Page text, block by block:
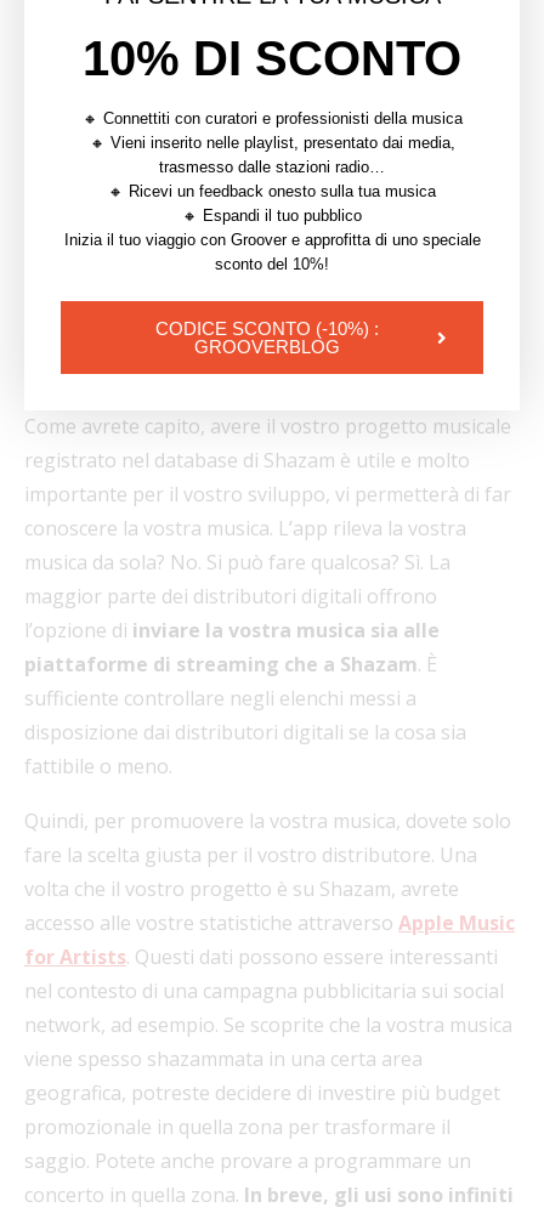
essere ascoltato di nuovo e di generare più stream.
Poiché l’app Shazam è molto spesso collegata alle app
direttamente alla playlist Shazam della persona che
sta cercando di scoprire chi siete. Le piattaforme
streaming lo vedranno come un segnale di interesse,
terranno conto dell’azione e favoriranno il brano
Come avere la vostra musica
sul database?
Come avrete capito, avere il vostro progetto musicale
registrato nel database di Shazam è utile e molto
importante per il vostro sviluppo, vi permetterà di far
conoscere la vostra musica. L’app rileva la vostra
musica da sola? No. Si può fare qualcosa? Sì. La
maggior parte dei distributori digitali offrono
l’opzione di inviare la vostra musica sia alle
piattaforme di streaming che a Shazam. È
sufficiente controllare negli elenchi messi a
disposizione dai distributori digitali se la cosa sia
fattibile o meno.
Quindi, per promuovere la vostra musica, dovete solo
fare la scelta giusta per il vostro distributore. Una
volta che il vostro progetto è su Shazam, avrete
accesso alle vostre statistiche attraverso Apple Music
for Artists. Questi dati possono essere interessanti
nel contesto di una campagna pubblicitaria sui social
network, ad esempio. Se scoprite che la vostra musica
viene spesso shazammata in una certa area
geografica, potreste decidere di investire più budget
promozionale in quella zona per trasformare il
saggio. Potete anche provare a programmare un
concerto in quella zona. In breve, gli usi sono infiniti
10% DI SCONTO
🔸 Connettiti con curatori e professionisti della musica
🔸 Vieni inserito nelle playlist, presentato dai media,
trasmesso dalle stazioni radio…
🔸 Ricevi un feedback onesto sulla tua musica
🔸 Espandi il tuo pubblico
Inizia il tuo viaggio con Groover e approfitta di uno speciale
sconto del 10%!
CODICE SCONTO (-10%) :
GROOVERBLOG